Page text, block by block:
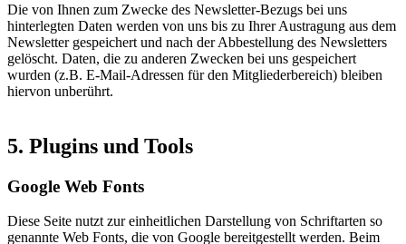
Die von Ihnen zum Zwecke des Newsletter-Bezugs bei uns
hinterlegten Daten werden von uns bis zu Ihrer Austragung aus dem
Newsletter gespeichert und nach der Abbestellung des Newsletters
gelöscht. Daten, die zu anderen Zwecken bei uns gespeichert
wurden (z.B. E-Mail-Adressen für den Mitgliederbereich) bleiben
hiervon unberührt.
5. Plugins und Tools
Google Web Fonts
Diese Seite nutzt zur einheitlichen Darstellung von Schriftarten so
genannte Web Fonts, die von Google bereitgestellt werden. Beim